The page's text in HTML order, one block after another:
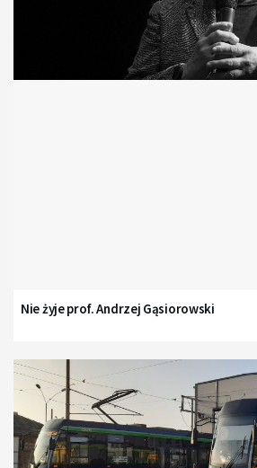
Nie żyje prof. Andrzej Gąsiorowski